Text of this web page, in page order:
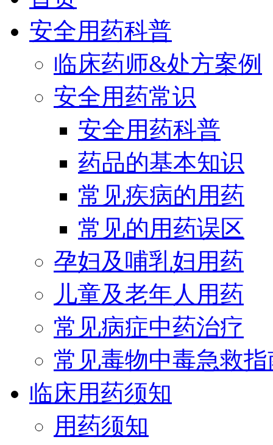
安全用药科普
临床药师&处方案例
安全用药常识
安全用药科普
药品的基本知识
常见疾病的用药
常见的用药误区
孕妇及哺乳妇用药
儿童及老年人用药
常见病症中药治疗
常见毒物中毒急救指
临床用药须知
用药须知